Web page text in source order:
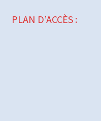
PLAN D’ACCÈS :